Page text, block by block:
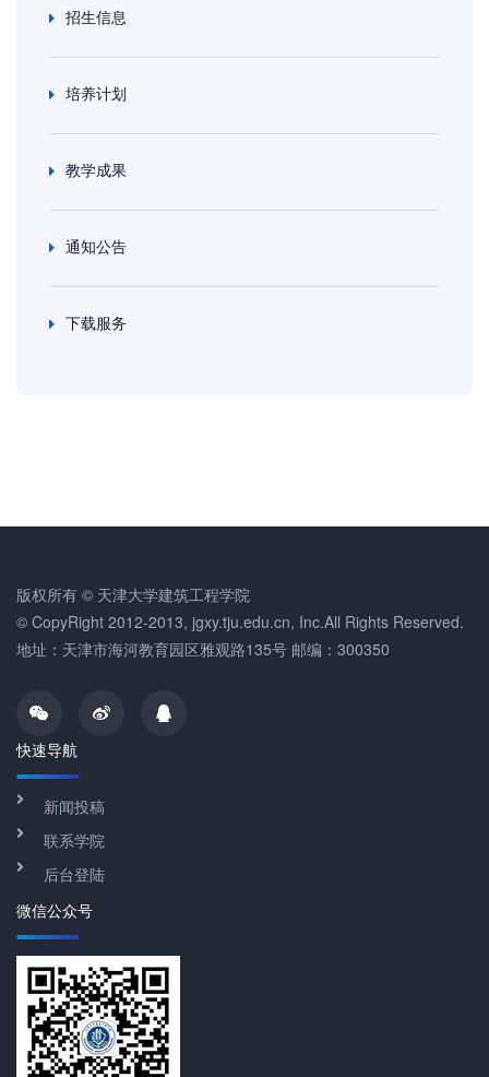
招生信息
培养计划
教学成果
通知公告
下载服务
版权所有 © 天津大学建筑工程学院
© CopyRight 2012-2013, jgxy.tju.edu.cn, Inc.All Rights Reserved.
地址：天津市海河教育园区雅观路135号 邮编：300350
快速导航
新闻投稿
联系学院
后台登陆
微信公众号